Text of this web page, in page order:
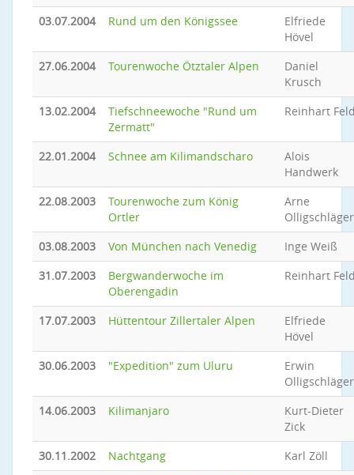
03.07.2004
Rund um den Königssee
Elfriede
Hövel
27.06.2004
Tourenwoche Ötztaler Alpen
Daniel
Krusch
13.02.2004
Tiefschneewoche "Rund um
Zermatt"
Reinhart
22.01.2004 Schnee am Kilimandscharo
Alois
Handwerk
22.08.2003
Tourenwoche zum König
Ortler
Arne
Olligschläger
03.08.2003
Von München nach Venedig
Inge Weiß
31.07.2003
Bergwanderwoche im
Oberengadin
Reinhart
17.07.2003 Hüttentour Zillertaler Alpen
Elfriede
Hövel
30.06.2003
"Expedition" zum Uluru
Erwin
Olligschläger
14.06.2003
Kilimanjaro
Kurt-Dieter
Zick
30.11.2002
Nachtgang
Karl Zöll